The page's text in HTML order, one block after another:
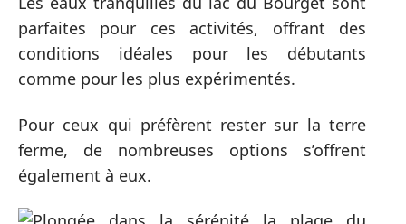
parfaites pour ces activités, offrant des
conditions idéales pour les débutants
comme pour les plus expérimentés.
Pour ceux qui préfèrent rester sur la terre
ferme, de nombreuses options s’offrent
également à eux.